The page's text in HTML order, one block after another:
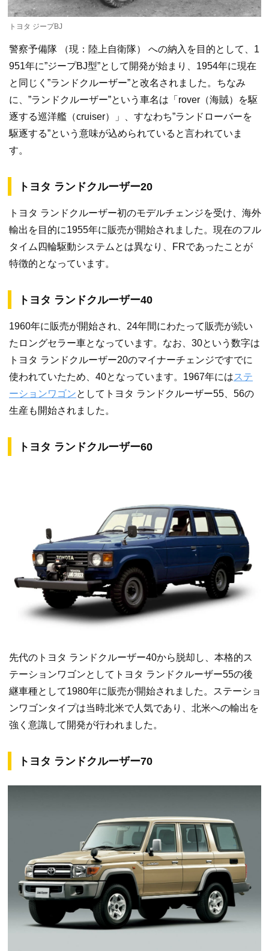
トヨタ ジープBJ
警察予備隊 （現：陸上自衛隊） への納入を目的として、1
951年に”ジープBJ型”として開発が始まり、1954年に現在
と同じく”ランドクルーザー”と改名されました。ちなみ
に、”ランドクルーザー”という車名は「rover（海賊）を駆
逐する巡洋艦（cruiser）」、すなわち”ランドローバーを
駆逐する”という意味が込められていると言われていま
す。
トヨタ ランドクルーザー20
トヨタ ランドクルーザー初のモデルチェンジを受け、海外
輸出を目的に1955年に販売が開始されました。現在のフル
タイム四輪駆動システムとは異なり、FRであったことが
特徴的となっています。
トヨタ ランドクルーザー40
1960年に販売が開始され、24年間にわたって販売が続い
たロングセラー車となっています。なお、30という数字は
トヨタ ランドクルーザー20のマイナーチェンジですでに
使われていたため、40となっています。1967年にはステ
ーションワゴンとしてトヨタ ランドクルーザー55、56の
生産も開始されました。
トヨタ ランドクルーザー60
先代のトヨタ ランドクルーザー40から脱却し、本格的ス
テーションワゴンとしてトヨタ ランドクルーザー55の後
継車種として1980年に販売が開始されました。ステーショ
ンワゴンタイプは当時北米で人気であり、北米への輸出を
強く意識して開発が行われました。
トヨタ ランドクルーザー70